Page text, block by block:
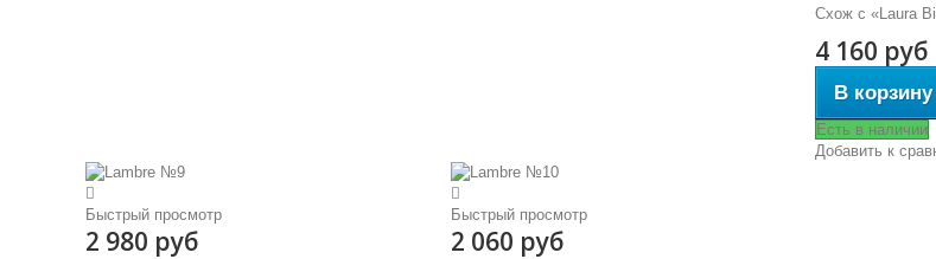
Схож с «Laura
4 160 руб
В корзину
Есть в наличии
Добавить к
Быстрый просмотр
2 980 руб
Быстрый просмотр
2 060 руб